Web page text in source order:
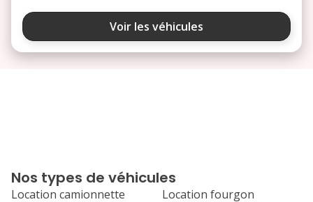
août 2026
ma me
24 25 26
Voir les véhicules
Nos types de véhicules
Location camionnette
Location fourgon